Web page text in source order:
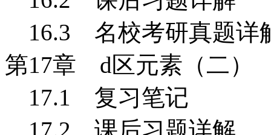
16.3 名校考研真题详
第17章 d区元素（二）
17.1
复习笔记
17.2 课后习题详解